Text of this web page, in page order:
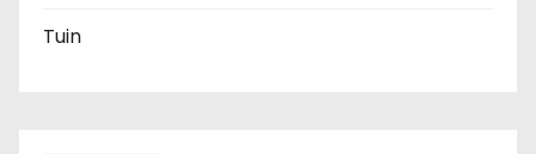
Tuin